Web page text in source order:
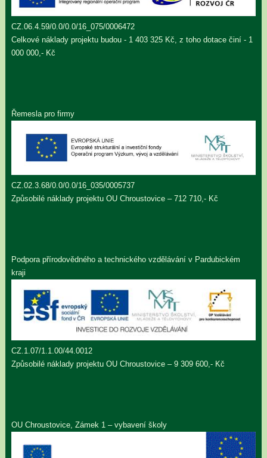
CZ.06.4.59/0.0/0.0/16_075/0006472
Celkové náklady projektu budou - 1 403 325 Kč, z toho dotace činí - 1
000 000,- Kč
Řemesla pro firmy
CZ.02.3.68/0.0/0.0/16_035/0005737
Způsobilé náklady projektu OU Chroustovice – 712 710,- Kč
Podpora přírodovědného a technického vzdělávání v Pardubickém
kraji
CZ.1.07/1.1.00/44.0012
Způsobilé náklady projektu OU Chroustovice – 9 309 600,- Kč
OU Chroustovice, Zámek 1 – vybavení školy